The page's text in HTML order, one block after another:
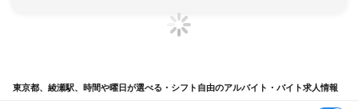
東京都、綾瀬駅、時間や曜日が選べる・シフト自由のアルバイト・バイト求人情報